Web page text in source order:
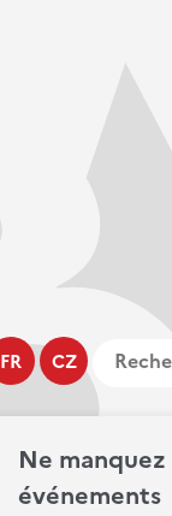
FR CZ
Ne manquez
événements